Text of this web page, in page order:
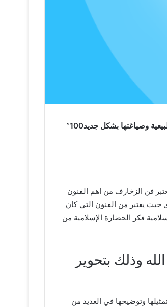
وصياغتها بشكل جديد100
”
فكر الحضارة الإسلامية من خلال بعدها عن مضاهاة خلق الله وذلك بتحوير العناصر الطبيعية وصياغتها بشكل جديد100، يعتبر فن الزخارف من اهم الفنون
حيث يعتبر من الفنون التي كان
فكر الحضارة الإسلامية من
وذلك بتحوير
وتوضيحها في العديد من